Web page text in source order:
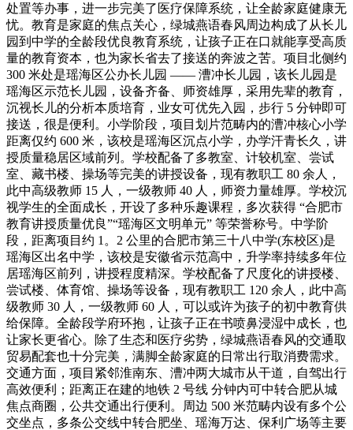
处置等办事，进一步完美了医疗保障系统，让全龄家庭健康无
忧。教育是家庭的焦点关心，绿城燕语春风周边构成了从长儿
园到中学的全龄段优良教育系统，让孩子正在口就能享受高质
量的教育资本，也为家长省去了接送的奔波之苦。项目北侧约
300 米处是瑶海区公办长儿园 —— 漕冲长儿园，该长儿园是
瑶海区示范长儿园，设备齐备、师资雄厚，采用先辈的教育，
沉视长儿的分析本质培育，业女可优先入园，步行 5 分钟即可
接送，很是便利。小学阶段，项目划片范畴内的漕冲核心小学
距离仅约 600 米，该校是瑶海区沉点小学，办学汗青长久，讲
授质量稳居区域前列。学校配备了多教室、计较机室、尝试
室、藏书楼、操场等完美的讲授设备，现有教职工 80 余人，
此中高级教师 15 人，一级教师 40 人，师资力量雄厚。学校沉
视学生的全面成长，开设了多种乐趣课程，多次获得 “合肥市
教育讲授质量优良”“瑶海区文明单元” 等荣誉称号。中学阶
段，距离项目约 1。2 公里的合肥市第三十八中学(东校区)是
瑶海区出名中学，该校是安徽省示范高中，升学率持续多年位
居瑶海区前列，讲授程度精深。学校配备了尺度化的讲授楼、
尝试楼、体育馆、操场等设备，现有教职工 120 余人，此中高
级教师 30 人，一级教师 60 人，可以或许为孩子的初中教育供
给保障。全龄段学府环抱，让孩子正在书喷鼻浸湿中成长，也
让家长更省心。除了生态和医疗劣势，绿城燕语春风的交通取
贸易配套也十分完美，满脚全龄家庭的日常出行取消费需求。
交通方面，项目紧邻淮南东、漕冲两大城市从干道，自驾出行
高效便利；距离正在建的地铁 2 号线 分钟内可中转合肥从城
焦点商圈，公共交通出行便利。周边 500 米范畴内设有多个公
交坐点，多条公交线中转合肥坐、瑶海万达、保利广场等主要